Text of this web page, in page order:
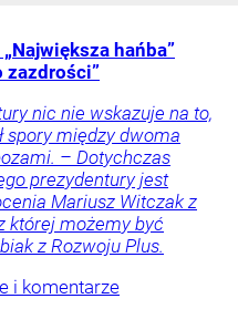
hańba”
zazdrości”
nic nie wskazuje na to,
spory między dwoma
– Dotychczas
prezydentury jest
Mariusz Witczak z
której możemy być
z Rozwoju Plus.
i komentarze